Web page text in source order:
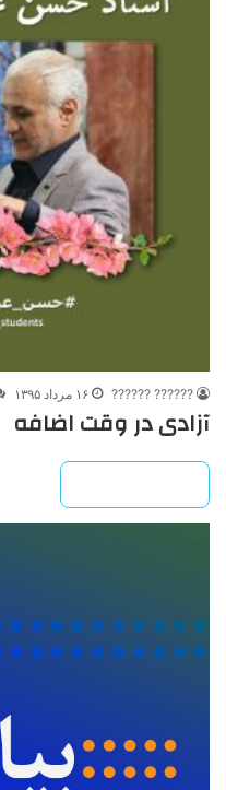
?????? ?????? ۱۶ مرداد ۱۳۹۵
آزادی در وقت اضافه